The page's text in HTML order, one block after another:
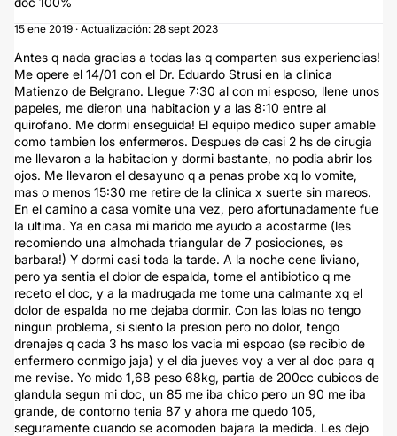
15 ene 2019 · Actualización: 28 sept 2023
Antes q nada gracias a todas las q comparten sus experiencias!
Me opere el 14/01 con el Dr. Eduardo Strusi en la clinica
Matienzo de Belgrano. Llegue 7:30 al con mi esposo, llene unos
papeles, me dieron una habitacion y a las 8:10 entre al
quirofano. Me dormi enseguida! El equipo medico super amable
como tambien los enfermeros. Despues de casi 2 hs de cirugia
me llevaron a la habitacion y dormi bastante, no podia abrir los
ojos. Me llevaron el desayuno q a penas probe xq lo vomite,
mas o menos 15:30 me retire de la clinica x suerte sin mareos.
En el camino a casa vomite una vez, pero afortunadamente fue
la ultima. Ya en casa mi marido me ayudo a acostarme (les
recomiendo una almohada triangular de 7 posiociones, es
barbara!) Y dormi casi toda la tarde. A la noche cene liviano,
pero ya sentia el dolor de espalda, tome el antibiotico q me
receto el doc, y a la madrugada me tome una calmante xq el
dolor de espalda no me dejaba dormir. Con las lolas no tengo
ningun problema, si siento la presion pero no dolor, tengo
drenajes q cada 3 hs maso los vacia mi espoao (se recibio de
enfermero conmigo jaja) y el dia jueves voy a ver al doc para q
me revise. Yo mido 1,68 peso 68kg, partia de 200cc cubicos de
glandula segun mi doc, un 85 me iba chico pero un 90 me iba
grande, de contorno tenia 87 y ahora me quedo 105,
seguramente cuando se acomoden bajara la medida. Les dejo